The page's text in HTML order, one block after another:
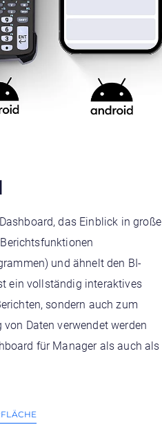
das Einblick in große
und ähnelt den BI-
ein vollständig interaktives
sondern auch zum
Daten verwendet werden
für Manager als auch als